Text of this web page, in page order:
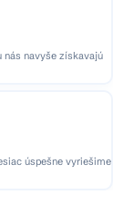
navyše získavajú
úspešne vyriešime